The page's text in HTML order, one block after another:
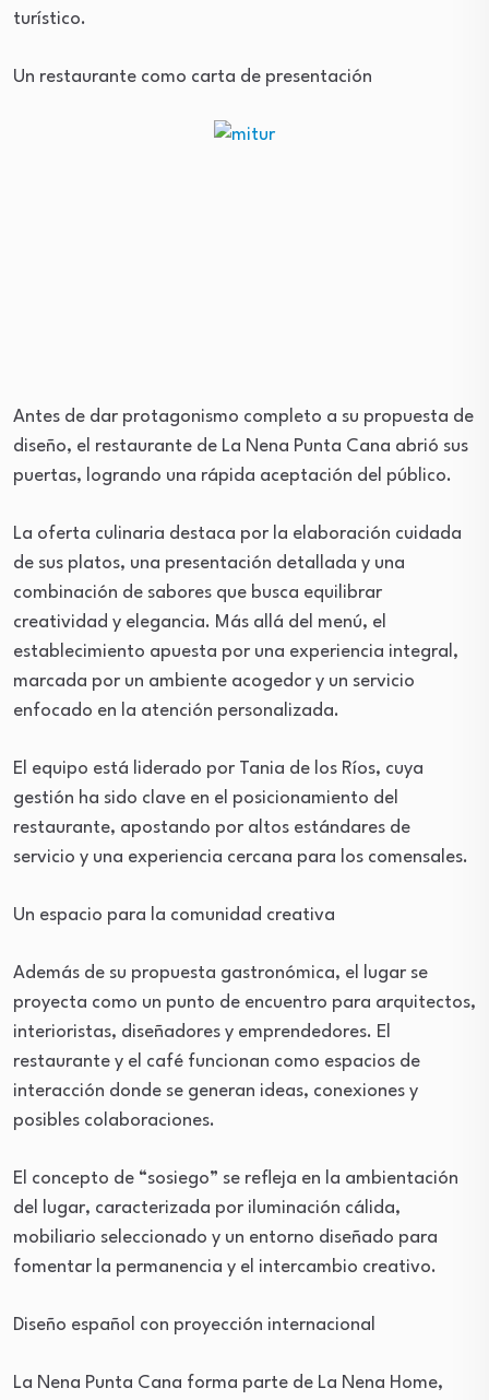
turístico.
Un restaurante como carta de presentación
Antes de dar protagonismo completo a su propuesta de
diseño, el restaurante de La Nena Punta Cana abrió sus
puertas, logrando una rápida aceptación del público.
La oferta culinaria destaca por la elaboración cuidada
de sus platos, una presentación detallada y una
combinación de sabores que busca equilibrar
creatividad y elegancia. Más allá del menú, el
establecimiento apuesta por una experiencia integral,
marcada por un ambiente acogedor y un servicio
enfocado en la atención personalizada.
El equipo está liderado por Tania de los Ríos, cuya
gestión ha sido clave en el posicionamiento del
restaurante, apostando por altos estándares de
servicio y una experiencia cercana para los comensales.
Un espacio para la comunidad creativa
Además de su propuesta gastronómica, el lugar se
proyecta como un punto de encuentro para arquitectos,
interioristas, diseñadores y emprendedores. El
restaurante y el café funcionan como espacios de
interacción donde se generan ideas, conexiones y
posibles colaboraciones.
El concepto de “sosiego” se refleja en la ambientación
del lugar, caracterizada por iluminación cálida,
mobiliario seleccionado y un entorno diseñado para
fomentar la permanencia y el intercambio creativo.
Diseño español con proyección internacional
La Nena Punta Cana forma parte de La Nena Home,